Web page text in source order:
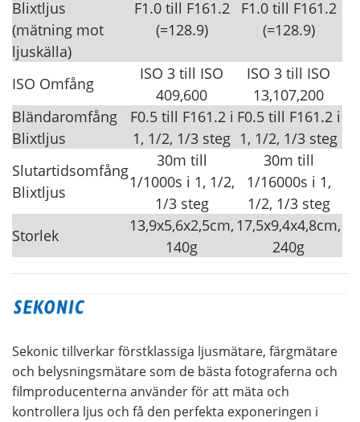
Blixtljus
(mätning mot
ljuskälla)
F1.0 till F161.2
(=128.9)
F1.0 till F161.2
(=128.9)
ISO Omfång
ISO 3 till ISO
409,600
ISO 3 till ISO
13,107,200
Bländaromfång
Blixtljus
F0.5 till F161.2 i
1, 1/2, 1/3 steg
F0.5 till F161.2 i
1, 1/2, 1/3 steg
Slutartidsomfång
Blixtljus
30m till
1/1000s i 1, 1/2,
1/3 steg
30m till
1/16000s i 1,
1/2, 1/3 steg
Storlek
13,9x5,6x2,5cm,
140g
17,5x9,4x4,8cm,
240g
Sekonic tillverkar förstklassiga ljusmätare, färgmätare
och belysningsmätare som de bästa fotograferna och
filmproducenterna använder för att mäta och
kontrollera ljus och få den perfekta exponeringen i